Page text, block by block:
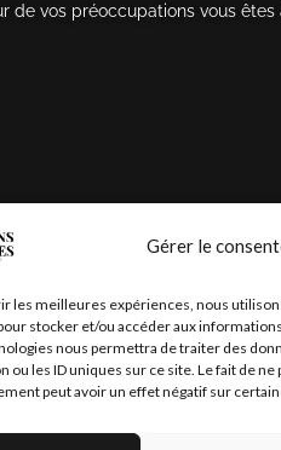
Gérer le
les meilleures expériences, nous
stocker et/ou accéder aux
nous permettra de traiter des
ou les ID uniques sur ce site. Le fait de
peut avoir un effet négatif sur
de vos préoccupations vous êtes